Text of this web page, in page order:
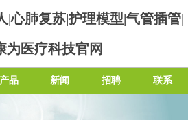
|心肺复苏|护理模型|气管插管|
为医疗科技官网
产品 新闻 招聘 联系